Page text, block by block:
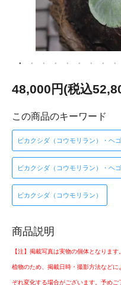
48,000円(税込
この商品のキーワード
ビカクシダ（コウモリラン）・ヘ
ビカクシダ（コウモリラン）・ヘ
ビカクシダ（コウモリラン）
商品説明
【注】掲載写真は実物の個体となります。
植物のため、掲載日時・撮影方法など
ぞれ変化する場合がございます。予めご